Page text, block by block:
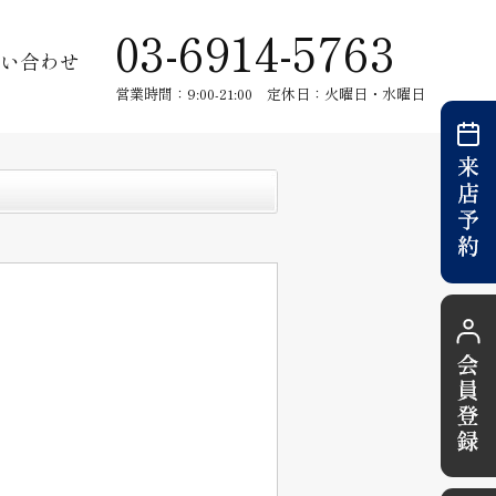
合わせ 03-6914-5763
営業時間：9:00-21:00 定休日：火曜日・水曜日